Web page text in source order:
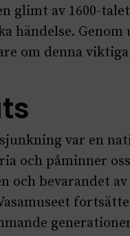
glimt av 1600-
händelse.
om denna
var en
och påminner
och bevarandet